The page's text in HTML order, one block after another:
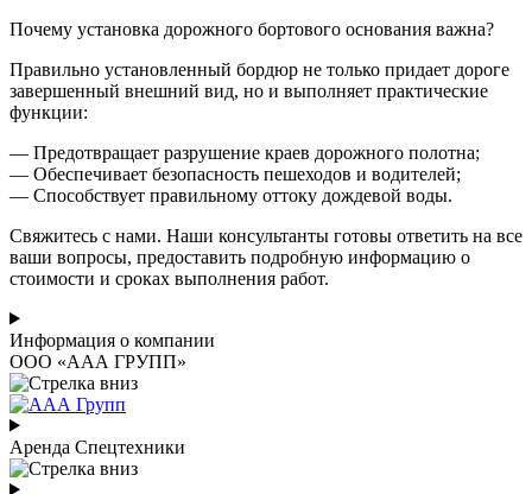
Почему установка дорожного бортового основания важна?
Правильно установленный бордюр не только придает дороге
завершенный внешний вид, но и выполняет практические
функции:
— Предотвращает разрушение краев дорожного полотна;
— Обеспечивает безопасность пешеходов и водителей;
— Способствует правильному оттоку дождевой воды.
Свяжитесь с нами. Наши консультанты готовы ответить на все
ваши вопросы, предоставить подробную информацию о
стоимости и сроках выполнения работ.
Информация о компании
ООО «ААА ГРУПП»
Аренда Спецтехники